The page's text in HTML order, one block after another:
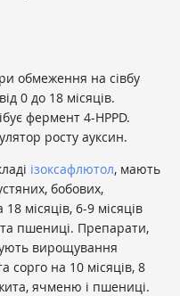
обмеження на сівбу
0 до 18 місяців.
фермент 4-HPPD.
росту ауксин.
ізоксафлютол, мають
бобових,
місяців, 6-9 місяців
пшениці. Препарати,
вирощування
сорго на 10 місяців, 8
жита, ячменю і пшениці.